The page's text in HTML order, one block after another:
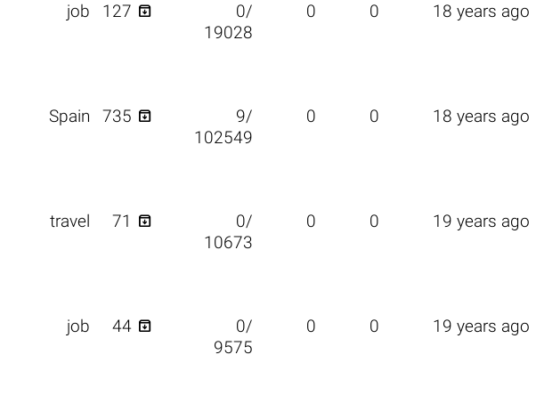
job 127 
0/
19028
0 0 18 years ago
Spain 735 
9/
102549
0 0 18 years ago
travel 71 
0/
10673
0 0 19 years ago
job 44 
0/
9575
0 0 19 years ago